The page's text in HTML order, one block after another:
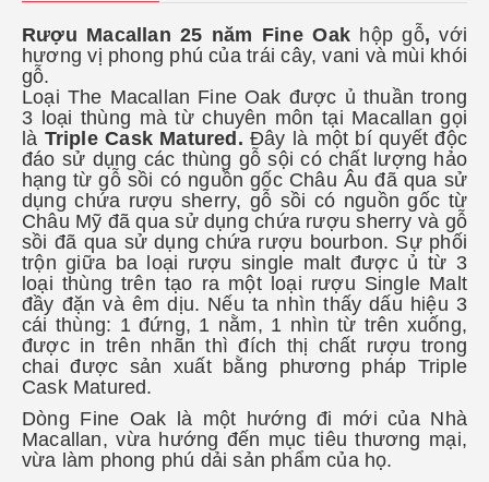
Rượu Macallan 25 năm Fine Oakhộp gỗ, với
hương vị phong phú của trái cây, vani và mùi khói
gỗ.
Loại The Macallan Fine Oak được ủ thuần trong
3 loại thùng mà từ chuyên môn tại Macallan gọi
là Triple Cask Matured. Đây là một bí quyết độc
đáo sử dụng các thùng gỗ sội có chất lượng hảo
hạng từ gỗ sồi có nguồn gốc Châu Âu đã qua sử
dụng chứa rượu sherry, gỗ sồi có nguồn gốc từ
Châu Mỹ đã qua sử dụng chứa rượu sherry và gỗ
sồi đã qua sử dụng chứa rượu bourbon. Sự phối
trộn giữa ba loại rượu single malt được ủ từ 3
loại thùng trên tạo ra một loại rượu Single Malt
đầy đặn và êm dịu. Nếu ta nhìn thấy dấu hiệu 3
cái thùng: 1 đứng, 1 nằm, 1 nhìn từ trên xuống,
được in trên nhãn thì đích thị chất rượu trong
chai được sản xuất bằng phương pháp Triple
Cask Matured.
Dòng Fine Oak là một hướng đi mới của Nhà
Macallan, vừa hướng đến mục tiêu thương mại,
vừa làm phong phú dải sản phẩm của họ.